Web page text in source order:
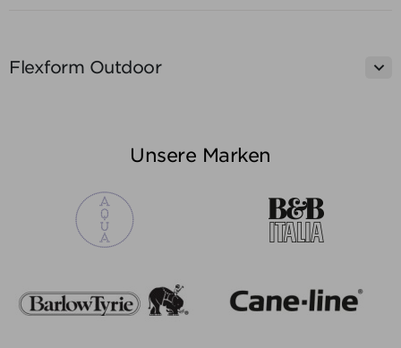
Flexform Outdoor 
Unsere Marken